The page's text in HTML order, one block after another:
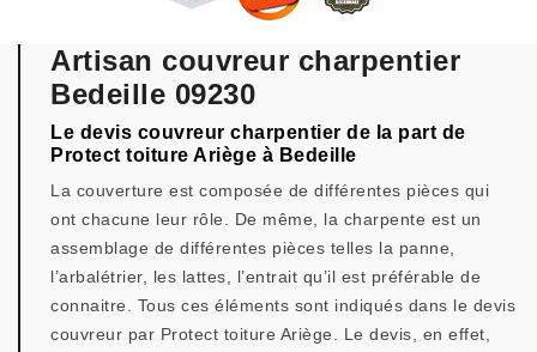
Artisan couvreur charpentier
Bedeille 09230
Le devis couvreur charpentier de la part de
Protect toiture Ariège à Bedeille
La couverture est composée de différentes pièces qui
ont chacune leur rôle. De même, la charpente est un
assemblage de différentes pièces telles la panne,
l’arbalétrier, les lattes, l’entrait qu’il est préférable de
connaitre. Tous ces éléments sont indiqués dans le devis
couvreur par Protect toiture Ariège. Le devis, en effet,